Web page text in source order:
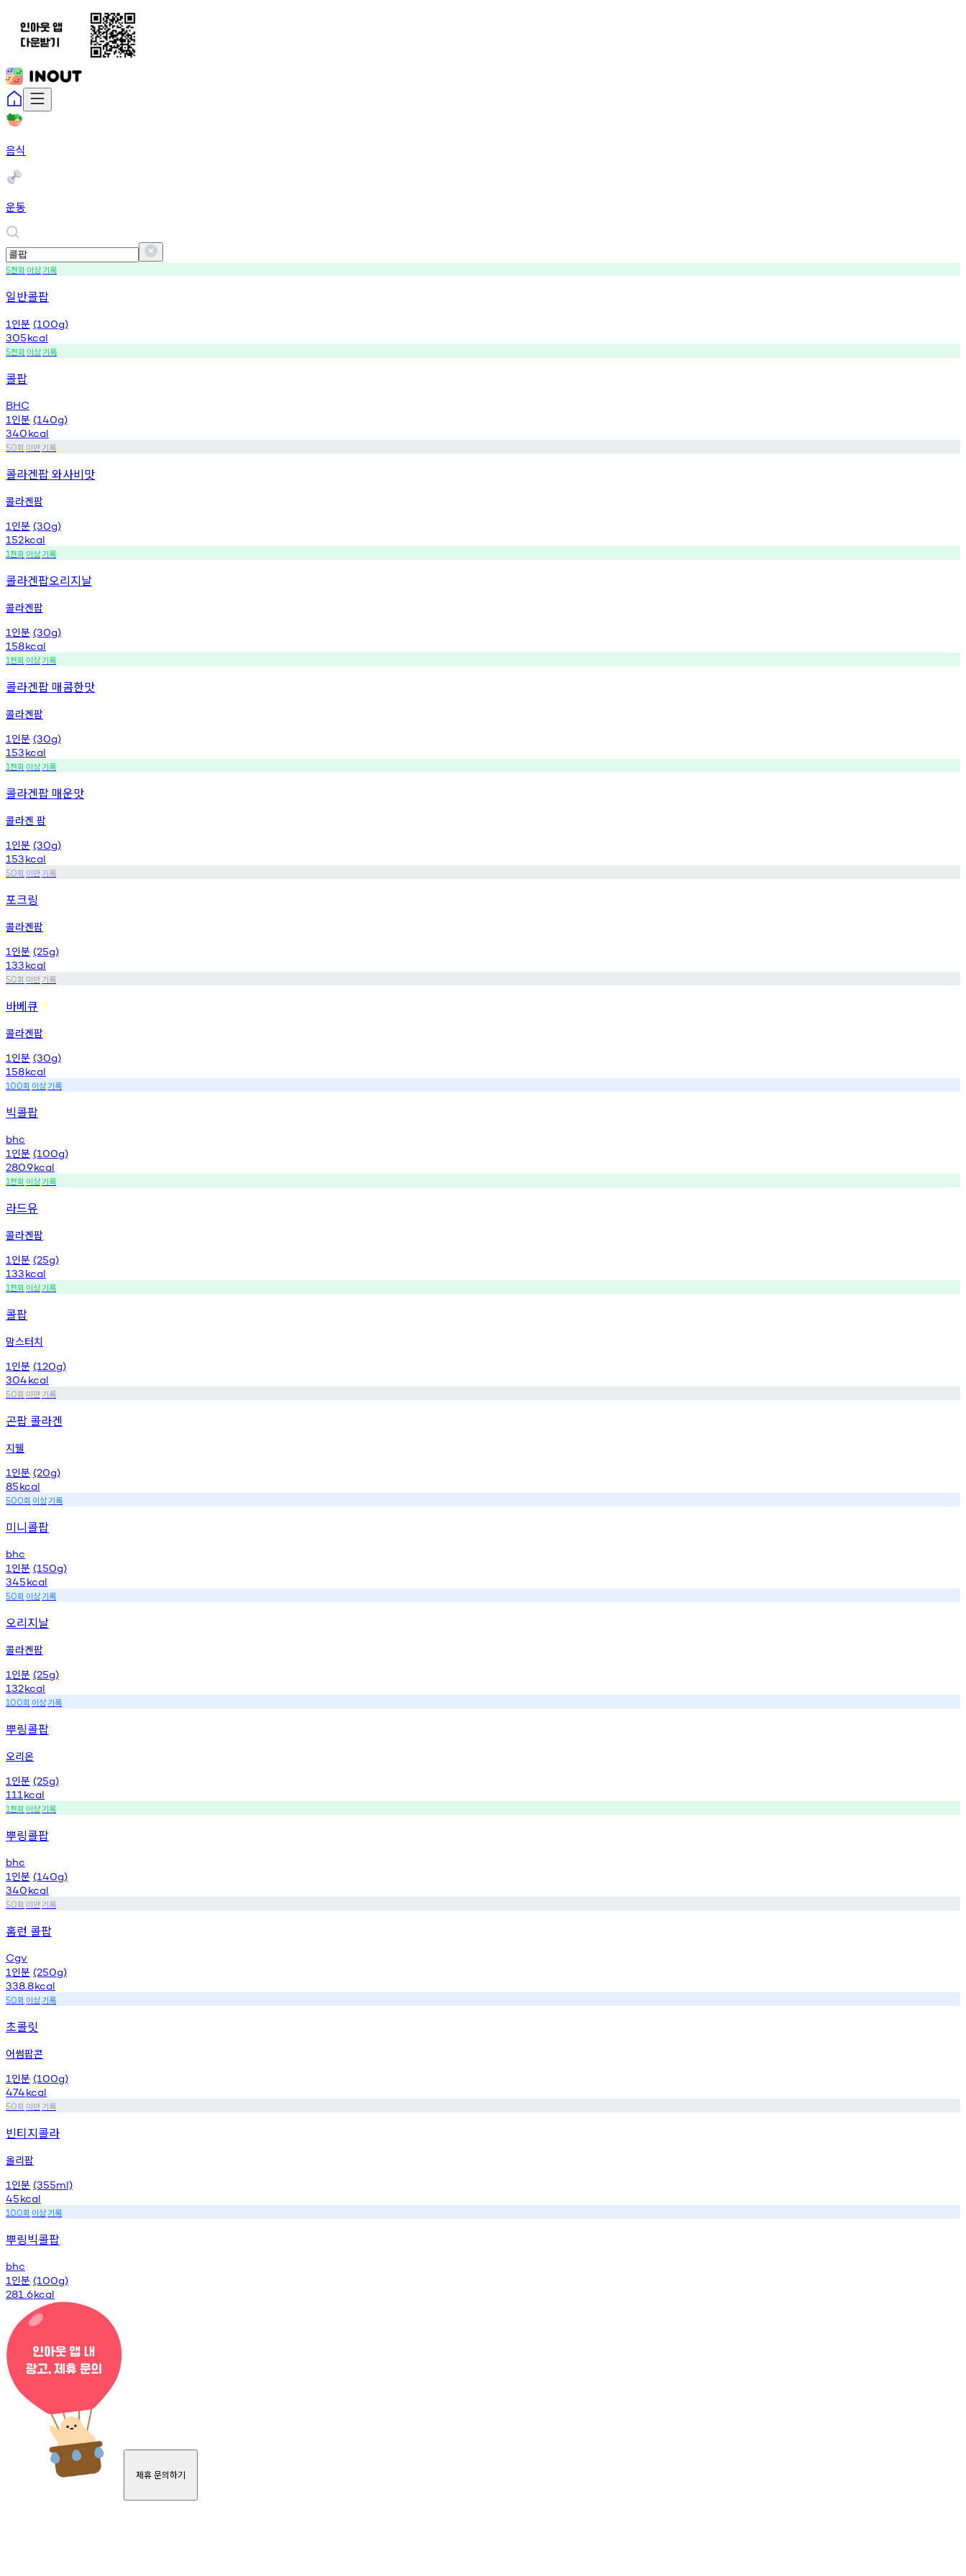
음식
운동
5천회 이상기록
일반콜팝
1 인분 (100g)
305kcal
5천회 이상기록
콜팝
BHC
1 인분 (140g)
340kcal
50회 미만기록
콜라겐팝 와사비맛
콜라겐팝
1 인분 (30g)
152kcal
1천회 이상기록
콜라겐팝오리지날
콜라겐팝
1 인분 (30g)
158kcal
1천회 이상기록
콜라겐팝 매콤한맛
콜라겐팝
1 인분 (30g)
153kcal
1천회 이상기록
콜라겐팝 매운맛
콜라겐 팝
1 인분 (30g)
153kcal
50회 미만기록
포크링
콜라겐팝
1 인분 (25g)
133kcal
50회 미만기록
바베큐
콜라겐팝
1 인분 (30g)
158kcal
100회 이상기록
빅콜팝
bhc
1 인분 (100g)
280.9kcal
1천회 이상기록
라드유
콜라겐팝
1 인분 (25g)
133kcal
1천회 이상기록
콜팝
맘스터치
1 인분 (120g)
304kcal
50회 미만기록
곤팝 콜라겐
지웰
1 인분 (20g)
85kcal
500회 이상기록
미니콜팝
bhc
1 인분 (150g)
345kcal
50회 이상기록
오리지날
콜라겐팝
1 인분 (25g)
132kcal
100회 이상기록
뿌링콜팝
오리온
1 인분 (25g)
111 kcal
1천회 이상기록
뿌링콜팝
bhc
1 인분 (140g)
340kcal
50회 미만기록
홈런 콜팝
Cgv
1 인분 (250g)
338.8kcal
50회 이상기록
초콜릿
어썸팝콘
1 인분 (100g)
474kcal
50회 미만기록
빈티지콜라
올리팝
1 인분 (355ml)
45kcal
100회 이상기록
뿌링빅콜팝
bhc
1 인분 (100g)
281.6kcal
제휴 문의하기